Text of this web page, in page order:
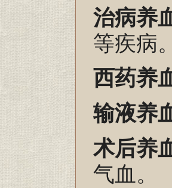
治病养
等疾病
西药养
输液养
术后养
气血。